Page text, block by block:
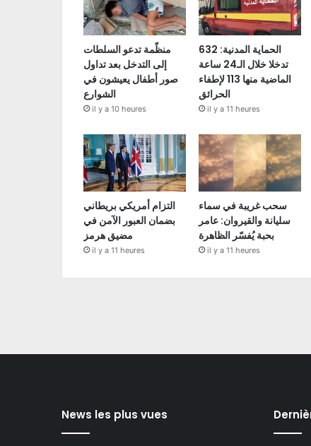
منظّمة تدعو السلطات
إلى التدخل بعد تداول
صور أطفال يعيشون في
الشوارع
il y a 10 heures
الحماية المدنية: 632
تدخلا خلال الـ24 ساعة
الماضية منها 113 لإطفاء
الحرائق
il y a 11 heures
التزام أمريكي بريطاني
بضمان العبور الآمن في
مضيق هرمز
il y a 11 heures
سحب غريبة في سماء
سليانة والقيروان: عامر
بحبة يُفسّر الظاهرة
il y a 11 heures
News les plus vues